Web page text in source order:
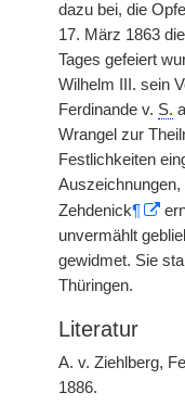
dazu bei, die
17. März 1863
Tages gefeiert
Wilhelm III. sein
Ferdinande v. S.
Wrangel zur
Festlichkeiten
Zehdenick¶
unvermählt
gewidmet. Sie
Thüringen.
Literatur
A. v. Ziehlberg,
1886.